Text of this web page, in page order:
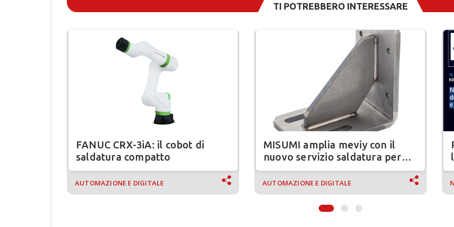
TI POTREBBERO INTERESSARE
FANUC CRX-3iA: il cobot di
saldatura compatto
AUTOMAZIONE E DIGITALE
MISUMI amplia meviy con il
nuovo servizio saldatura per
assiemi in lamiera
AUTOMAZIONE E DIGITALE